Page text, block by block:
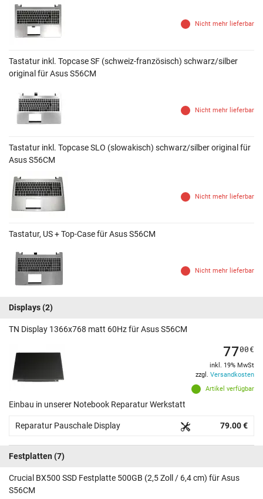
Nicht mehr lieferbar
Tastatur inkl. Topcase SF (schweiz-französisch) schwarz/silber
original für Asus S56CM
Nicht mehr lieferbar
Tastatur inkl. Topcase SLO (slowakisch) schwarz/silber original für
Asus S56CM
Nicht mehr lieferbar
Tastatur, US + Top-Case für Asus S56CM
Nicht mehr lieferbar
Displays(2)
TN Display 1366x768 matt 60Hz für Asus S56CM
Artikel verfügbar
7700€
inkl. 19% MwSt
zzgl. Versandkosten
Einbau in unserer Notebook Reparatur Werkstatt
Reparatur Pauschale Display 79.00 €
Festplatten (7)
Crucial BX500 SSD Festplatte 500GB (2,5 Zoll / 6,4 cm) für Asus
S56CM